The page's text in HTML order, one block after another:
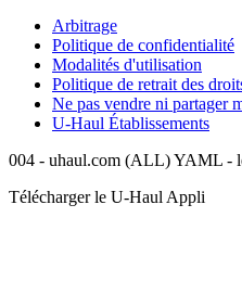
Arbitrage
Politique de confidentialité
Modalités d'utilisation
Politique de retrait des
Ne pas vendre ni partager
U-Haul Établissements
004 - uhaul.com (ALL) YAML -
Télécharger le U-Haul Appli